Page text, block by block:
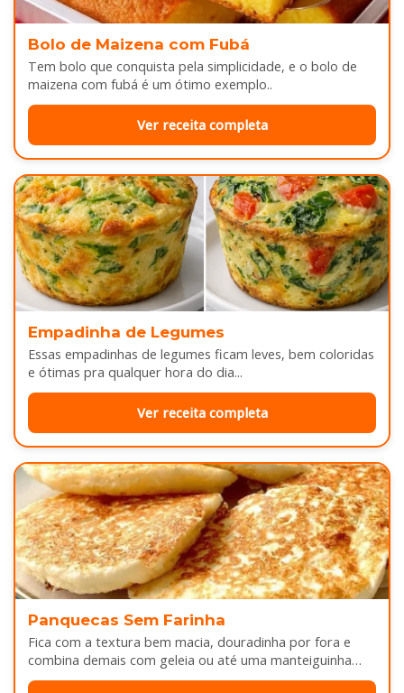
Bolo de Maizena com Fubá
Tem bolo que conquista pela simplicidade, e o bolo de
maizena com fubá é um ótimo exemplo..
Ver receita completa
Empadinha de Legumes
Essas empadinhas de legumes ficam leves, bem coloridas
e ótimas pra qualquer hora do dia...
Ver receita completa
Panquecas Sem Farinha
Fica com a textura bem macia, douradinha por fora e
combina demais com geleia ou até uma manteiguinha
derretendo por cima...